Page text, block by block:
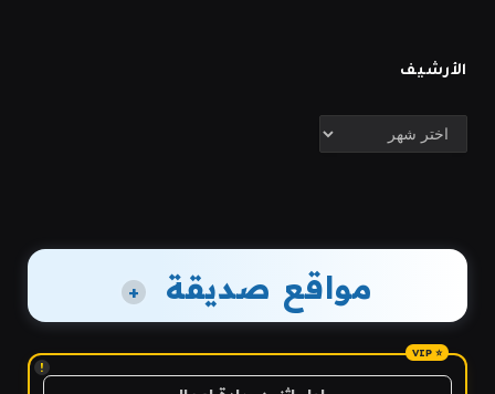
الأرشيف
الأرشيف
مواقع صديقة +
!